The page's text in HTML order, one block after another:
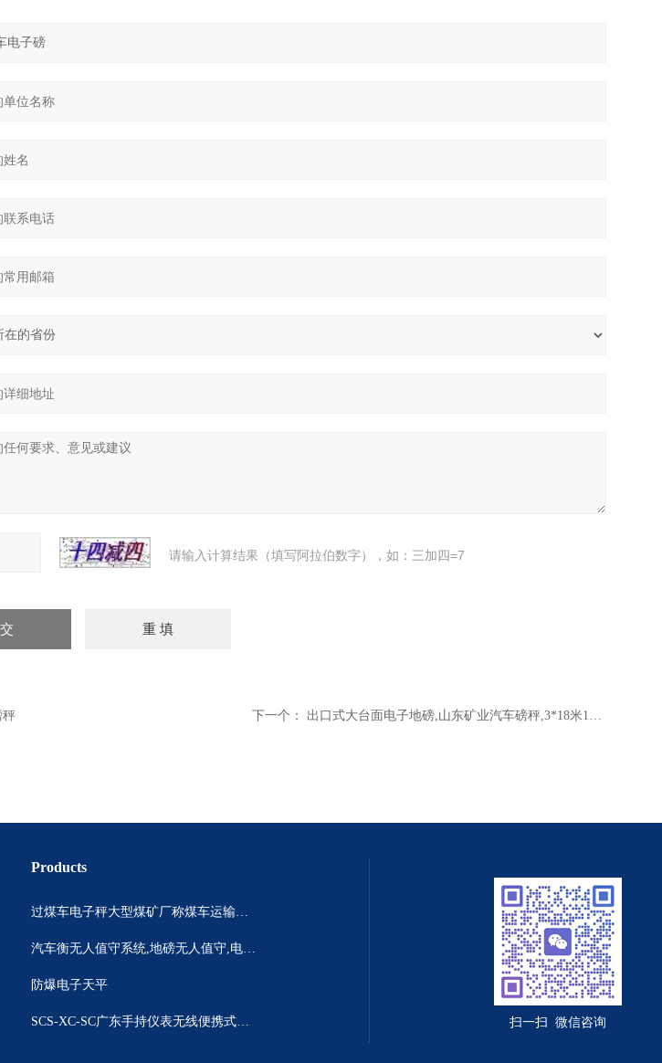
请输入计算结果（填写阿拉伯数字），如：三加四=7
秤 下一个： 出口式大台面电子地磅,山东矿业汽车磅秤,3*18米120吨汽车衡安装
Products
过煤车电子秤大型煤矿厂称煤车运输过120吨汽车过磅称~山西晋城市150吨卡车过磅称.内蒙古重型100吨货车过磅称
汽车衡无人值守系统,地磅无人值守,电子地磅无人值守智能化系统
防爆电子天平
SCS-XC-SC广东手持仪表无线便携式汽车衡 *便携式称重仪 扫一扫 微信咨询